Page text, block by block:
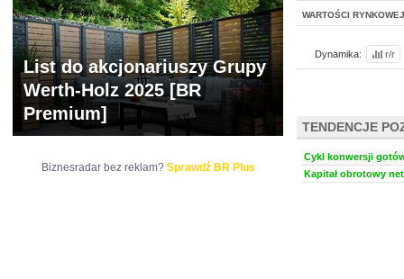
WARTOŚCI RYNKOWEJ
Dynamika: r/r
TENDENCJE
Cykl konwersji
Kapitał obrotowy
List do akcjonariuszy Grupy
Werth-Holz 2025 [BR
Premium]
Biznesradar bez reklam? Sprawdź BR Plus